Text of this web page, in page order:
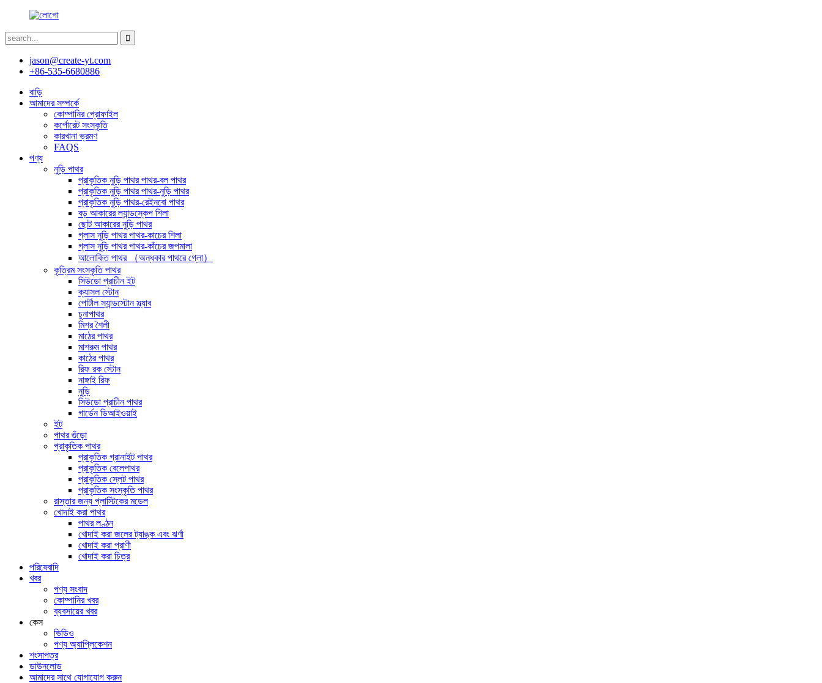
jason@create-yt.com
+86-535-6680886
বাড়ি
আমাদের সম্পর্কে
কোম্পানির প্রোফাইল
কর্পোরেট সংস্কৃতি
কারখানা ভ্রমণ
FAQS
পণ্য
নুড়ি পাথর
প্রাকৃতিক নুড়ি পাথর পাথর-বল পাথর
প্রাকৃতিক নুড়ি পাথর পাথর-নুড়ি পাথর
প্রাকৃতিক নুড়ি পাথর-রেইনবো পাথর
বড় আকারের ল্যান্ডস্কেপ শিলা
ছোট আকারের নুড়ি পাথর
গ্লাস নুড়ি পাথর পাথর-কাচের শিলা
গ্লাস নুড়ি পাথর পাথর-কাঁচের জপমালা
আলোকিত পাথর （অন্ধকার পাথরে গ্লো）
কৃত্রিম সংস্কৃতি পাথর
সিউডো প্রাচীন ইট
ক্যাসল স্টোন
পোর্টাল স্যান্ডস্টোন স্ল্যাব
চুনাপাথর
মিশ্র শৈলী
মাঠের পাথর
মাশরুম পাথর
কাঠের পাথর
রিফ রক স্টোন
নাঙ্গাই রিফ
নুড়ি
সিউডো প্রাচীন পাথর
গার্ডেন ডিআইওয়াই
ইট
পাথর গুঁড়ো
প্রাকৃতিক পাথর
প্রাকৃতিক গ্রানাইট পাথর
প্রাকৃতিক বেলেপাথর
প্রাকৃতিক স্লেট পাথর
প্রাকৃতিক সংস্কৃতি পাথর
রাস্তার জন্য প্লাস্টিকের মডেল
খোদাই করা পাথর
পাথর লণ্ঠন
খোদাই করা জলের ট্যাঙ্ক এবং ঝর্ণা
খোদাই করা প্রাণী
খোদাই করা চিত্র
পরিষেবাদি
খবর
পণ্য সংবাদ
কোম্পানির খবর
ব্যবসায়ের খবর
কেস
ভিডিও
পণ্য অ্যাপ্লিকেশন
শংসাপত্র
ডাউনলোড
আমাদের সাথে যোগাযোগ করুন